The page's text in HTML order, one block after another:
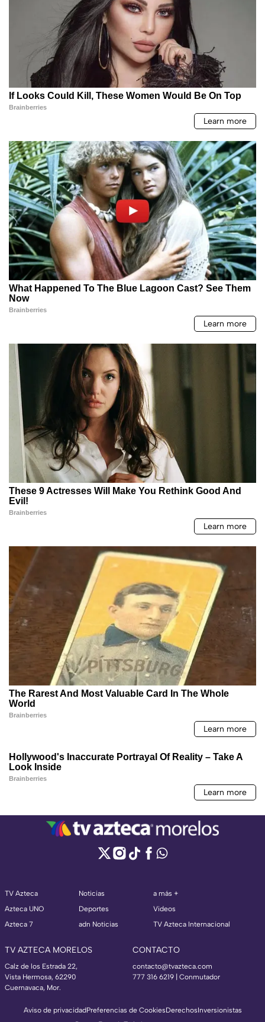
TV Azteca
Azteca UNO
Azteca 7
Noticias
Deportes
adn Noticias
a más +
Videos
TV Azteca Internacional
TV AZTECA MORELOS
Calz de los Estrada 22,
Vista Hermosa, 62290
Cuernavaca, Mor.
CONTACTO
contacto@tvazteca.com
777 316 6219 | Conmutador
Aviso de privacidadPreferencias de CookiesDerechosInversionistas